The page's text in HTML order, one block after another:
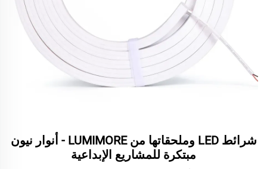
شرائط LED وملحقاتها من LUMIMORE - أنوار نيون
مبتكرة للمشاريع الإبداعية